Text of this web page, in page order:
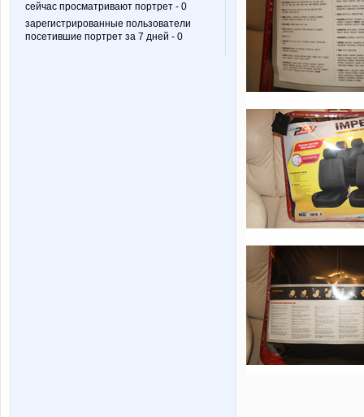
сейчас просматривают портрет - 0
зарегистрированные пользователи
посетившие портрет за 7 дней - 0